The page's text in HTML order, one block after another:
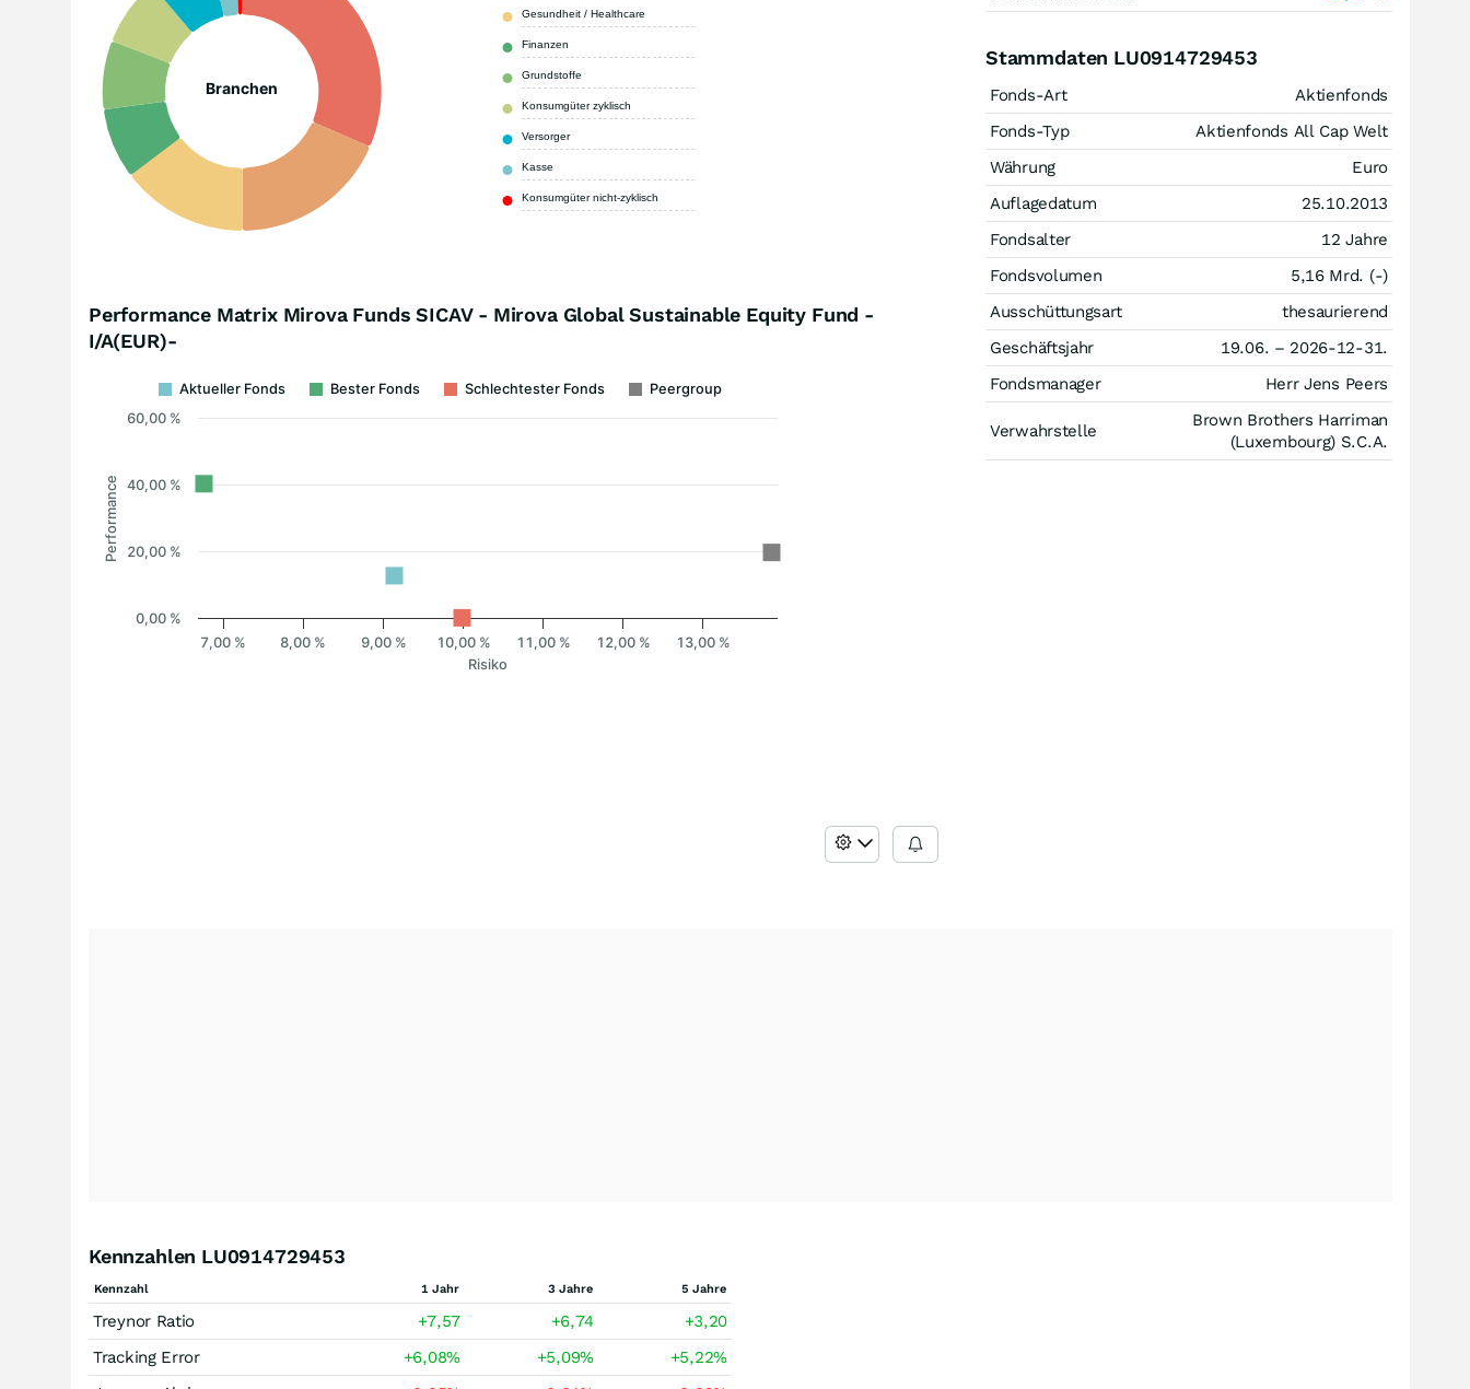
Branchen
Gesundheit / Healthcare
Finanzen
Grundstoffe
Konsumgüter zyklisch
Versorger
Kasse
Konsumgüter nicht-zyklisch
Performance Matrix Mirova Funds SICAV - Mirova Global Sustainable Equity Fund -
I/A(EUR)-
Risiko
Performance
Aktueller Fonds Bester Fonds Schlechtester Fonds Peergroup
7,00 % 8,00 % 9,00 % 10,00 % 11,00 % 12,00 % 13,00 %
0,00 %
20,00 %
40,00 %
60,00 %
Stammdaten LU0914729453
Fonds-Art
Aktienfonds
Fonds-Typ
Aktienfonds All Cap Welt
Währung
Euro
Auflagedatum
25.10.2013
Fondsalter
12 Jahre
Fondsvolumen
5,16 Mrd. (-)
Ausschüttungsart
thesaurierend
Geschäftsjahr
19.06. – 2026-12-31.
Fondsmanager
Herr Jens Peers
Verwahrstelle
Brown Brothers Harriman
(Luxembourg) S.C.A.
Kennzahlen LU0914729453
Kennzahl 1 Jahr 3 Jahre 5 Jahre
Treynor Ratio +7,57 +6,74
+3,20
Tracking Error
+6,08% +5,09% +5,22%